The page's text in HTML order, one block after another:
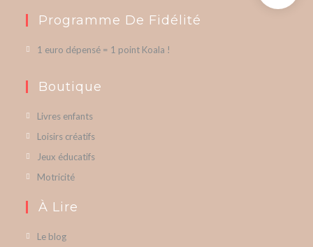
Programme De Fidélité
1 euro dépensé = 1 point Koala !
Boutique
Livres enfants
Loisirs créatifs
Jeux éducatifs
Motricité
À Lire
Le blog